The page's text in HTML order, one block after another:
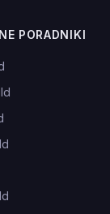
PORADNIKI